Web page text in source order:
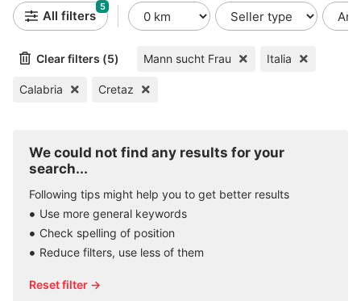
All filters
5
Clear filters (5) Mann sucht Frau Italia
Calabria Cretaz
We could not find any results for your
search...
Following tips might help you to get better results
Use more general keywords
Check spelling of position
Reduce filters, use less of them
Reset filter →